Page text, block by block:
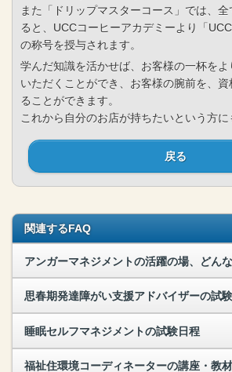
また「ドリップマスターコース」では、
ると、UCCコーヒーアカデミーより「
の称号を授与されます。
学んだ知識を活かせば、お客様の一杯をよ
いただくことができ、お客様の腕前を、
ることができます。
これから自分のお店が持ちたいという方に
戻る
関連するFAQ
思春期発達障がい支援アドバイザーの試
睡眠セルフマネジメントの試験日程
福祉住環境コーディネーターの講座・教